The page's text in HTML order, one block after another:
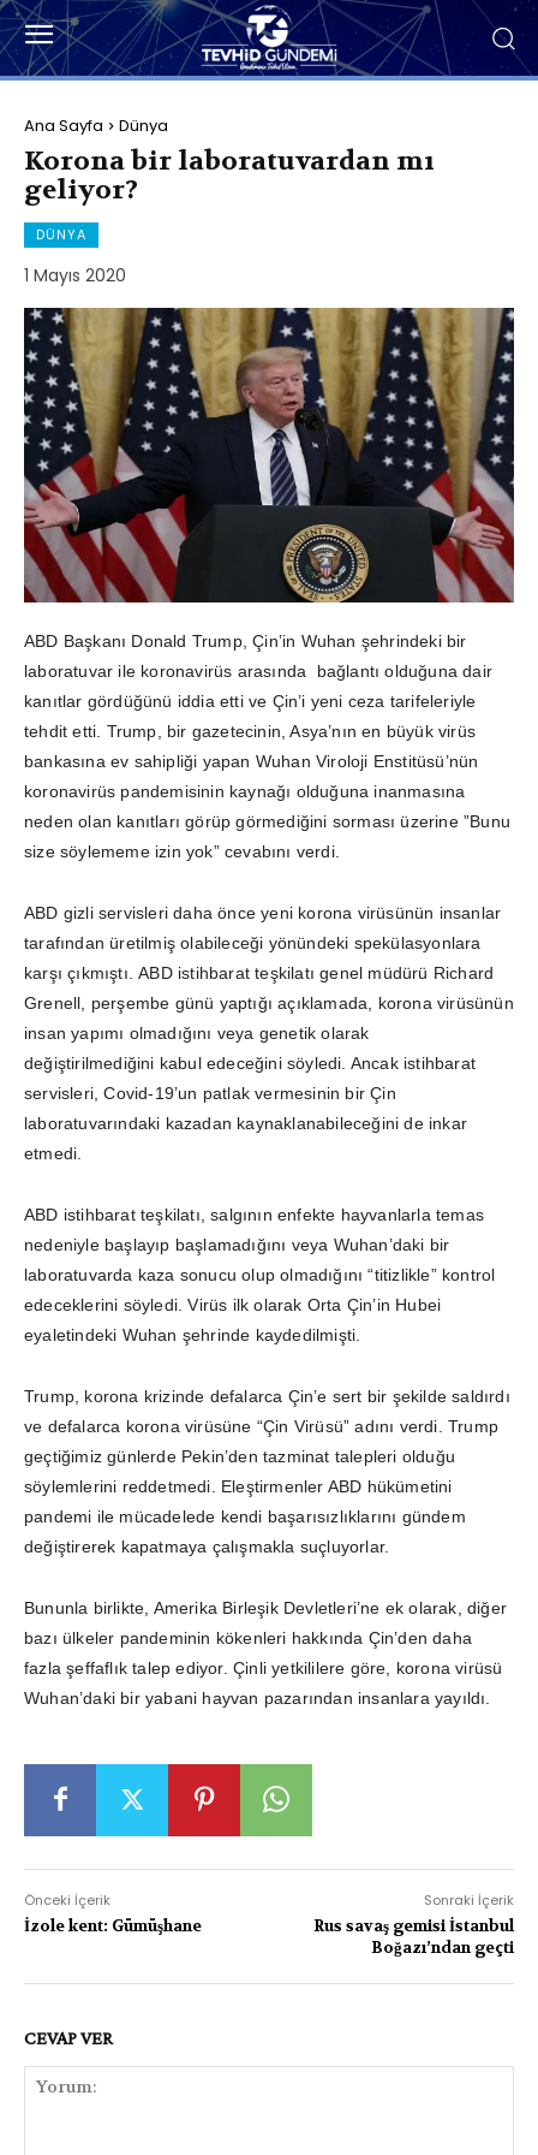
Ana Sayfa Dünya
Korona bir laboratuvardan mı
geliyor?
DÜNYA
1 Mayıs 2020
ABD Başkanı Donald Trump, Çin’in Wuhan şehrindeki bir
laboratuvar ile koronavirüs arasında bağlantı olduğuna dair
kanıtlar gördüğünü iddia etti ve Çin’i yeni ceza tarifeleriyle
tehdit etti. Trump, bir gazetecinin, Asya’nın en büyük virüs
bankasına ev sahipliği yapan Wuhan Viroloji Enstitüsü’nün
koronavirüs pandemisinin kaynağı olduğuna inanmasına
neden olan kanıtları görüp görmediğini sorması üzerine ”Bunu
size söylememe izin yok” cevabını verdi.
ABD gizli servisleri daha önce yeni korona virüsünün insanlar
tarafından üretilmiş olabileceği yönündeki spekülasyonlara
karşı çıkmıştı. ABD istihbarat teşkilatı genel müdürü Richard
Grenell, perşembe günü yaptığı açıklamada, korona virüsünün
insan yapımı olmadığını veya genetik olarak
değiştirilmediğini kabul edeceğini söyledi. Ancak istihbarat
servisleri, Covid-19’un patlak vermesinin bir Çin
laboratuvarındaki kazadan kaynaklanabileceğini de inkar
etmedi.
ABD istihbarat teşkilatı, salgının enfekte hayvanlarla temas
nedeniyle başlayıp başlamadığını veya Wuhan’daki bir
laboratuvarda kaza sonucu olup olmadığını “titizlikle” kontrol
edeceklerini söyledi. Virüs ilk olarak Orta Çin’in Hubei
eyaletindeki Wuhan şehrinde kaydedilmişti.
Trump, korona krizinde defalarca Çin’e sert bir şekilde saldırdı
ve defalarca korona virüsüne “Çin Virüsü” adını verdi. Trump
geçtiğimiz günlerde Pekin’den tazminat talepleri olduğu
söylemlerini reddetmedi. Eleştirmenler ABD hükümetini
pandemi ile mücadelede kendi başarısızlıklarını gündem
değiştirerek kapatmaya çalışmakla suçluyorlar.
Bununla birlikte, Amerika Birleşik Devletleri’ne ek olarak, diğer
bazı ülkeler pandeminin kökenleri hakkında Çin’den daha
fazla şeffaflık talep ediyor. Çinli yetkililere göre, korona virüsü
Wuhan’daki bir yabani hayvan pazarından insanlara yayıldı.
Önceki İçerik
İzole kent: Gümüşhane
Sonraki İçerik
Rus savaş gemisi İstanbul
Boğazı’ndan geçti
CEVAP VER